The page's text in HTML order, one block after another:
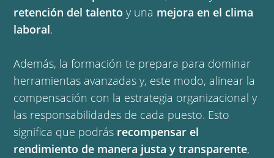
retención del talento y una mejora en el clima
laboral.
Además, la formación te prepara para dominar
herramientas avanzadas y, este modo, alinear la
compensación con la estrategia organizacional y
las responsabilidades de cada puesto. Esto
significa que podrás recompensar el
rendimiento de manera justa y transparente,